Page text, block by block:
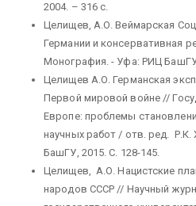
2004. – 316 с.
Целищев, А.О. Веймарская
Германии и консервативная
Монография. - Уфа: РИЦ
Целищев А.О. Германская
Первой мировой войне //
Европе: проблемы
научных работ / отв. ред.
БашГУ, 2015. С. 128-145.
Целищев, А.О. Нацистские
народов СССР // Научный